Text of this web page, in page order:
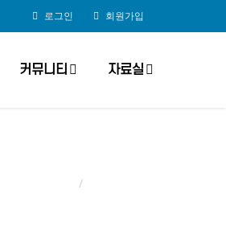
로그인 회원가입
커뮤니티 자료실